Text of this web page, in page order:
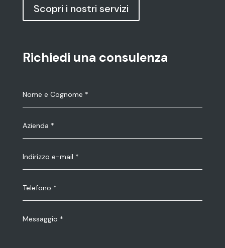
Scopri i nostri servizi
Richiedi una consulenza